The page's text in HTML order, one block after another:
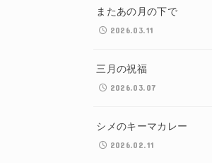
またあの月の下で
2026.03.11
三月の祝福
2026.03.07
シメのキーマカレー
2026.02.11